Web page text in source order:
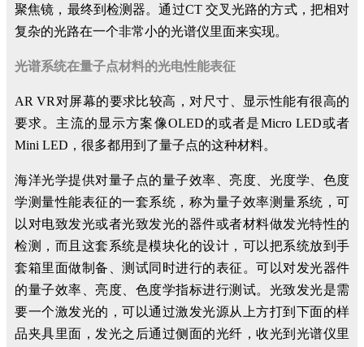
聚焦镜，最终到检测器。通过CT 交叉光路的方式，把相对
复杂的光路在一个非常小的光谱仪里面来实现。
光谱系统在量子点材料的光电性能表征
AR VR对屏幕的要求比较高，对尺寸、显示性能有很高的
要求。主流的显示方案像OLED的或者是Micro LED或者
Mini LED，很多都用到了量子点的这种材料。
海洋光学提供对量子点的量子效率、亮度、光度学、色度
学测量性能表征的一套系统，称为量子效率测量系统，可
以对电致发光或者光致发光的器件或者材料做发光特性的
检测，而且这套系统是模块化的设计，可以把系统放到手
套箱里面做制备、测试同时进行的表征。可以对发光器件
的量子效率、亮度、色度学指标进行测试。光致发光是需
要一个激发光的，可以通过激发光源从上方打到下面的样
品夹具里面，发光之后通过侧面的光纤，收光到光谱仪里